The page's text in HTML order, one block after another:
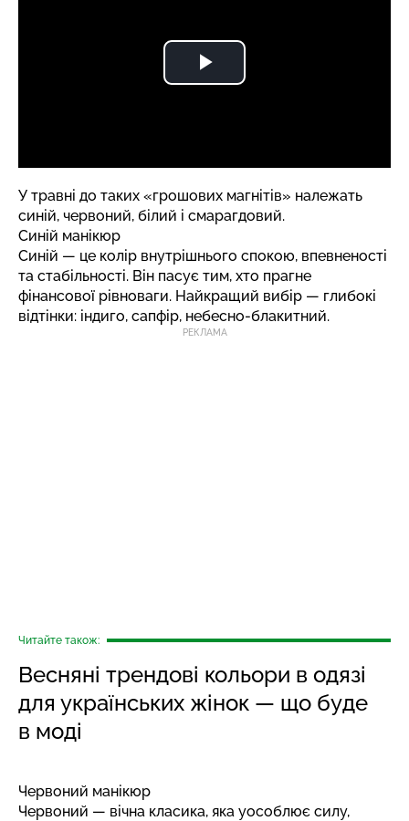
У травні до таких «грошових магнітів» належать
синій, червоний, білий і смарагдовий.
Синій манікюр
Синій — це колір внутрішнього спокою, впевненості
та стабільності. Він пасує тим, хто прагне
фінансової рівноваги. Найкращий вибір — глибокі
відтінки: індиго, сапфір, небесно-блакитний.
РЕКЛАМА
Читайте також:
Весняні трендові кольори в одязі
для українських жінок — що буде
в моді
Червоний манікюр
Червоний — вічна класика, яка уособлює силу,